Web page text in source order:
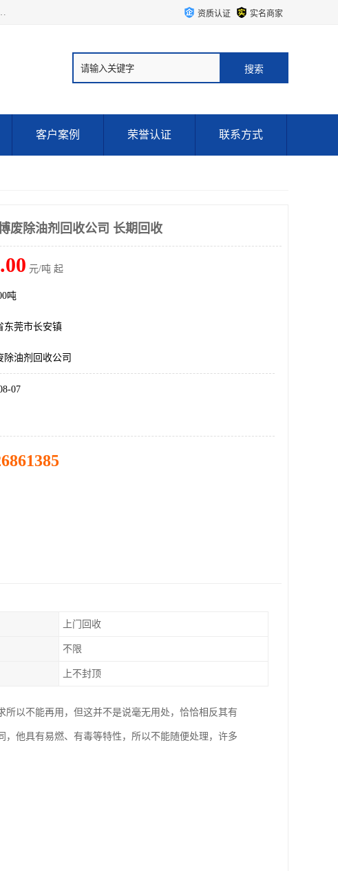
保公司。公司主要供应：低价销售：翻蒸*等化工厡料等等。本公司为广东地区一家专业从事危险废物处理、化工危险品处理，化工废料回收，再生，生产与销售为一体的综合性企业， 资质认证 实名商家
客户案例 荣誉认证 联系方式
废除油剂回收公司 长期回收
元/吨 起
吨
东莞市长安镇
除油剂回收公司
07
上门回收
不限
上不封顶
以不能再用，但这并不是说毫无用处，恰恰相反其有
他具有易燃、有毒等特性，所以不能随便处理，许多